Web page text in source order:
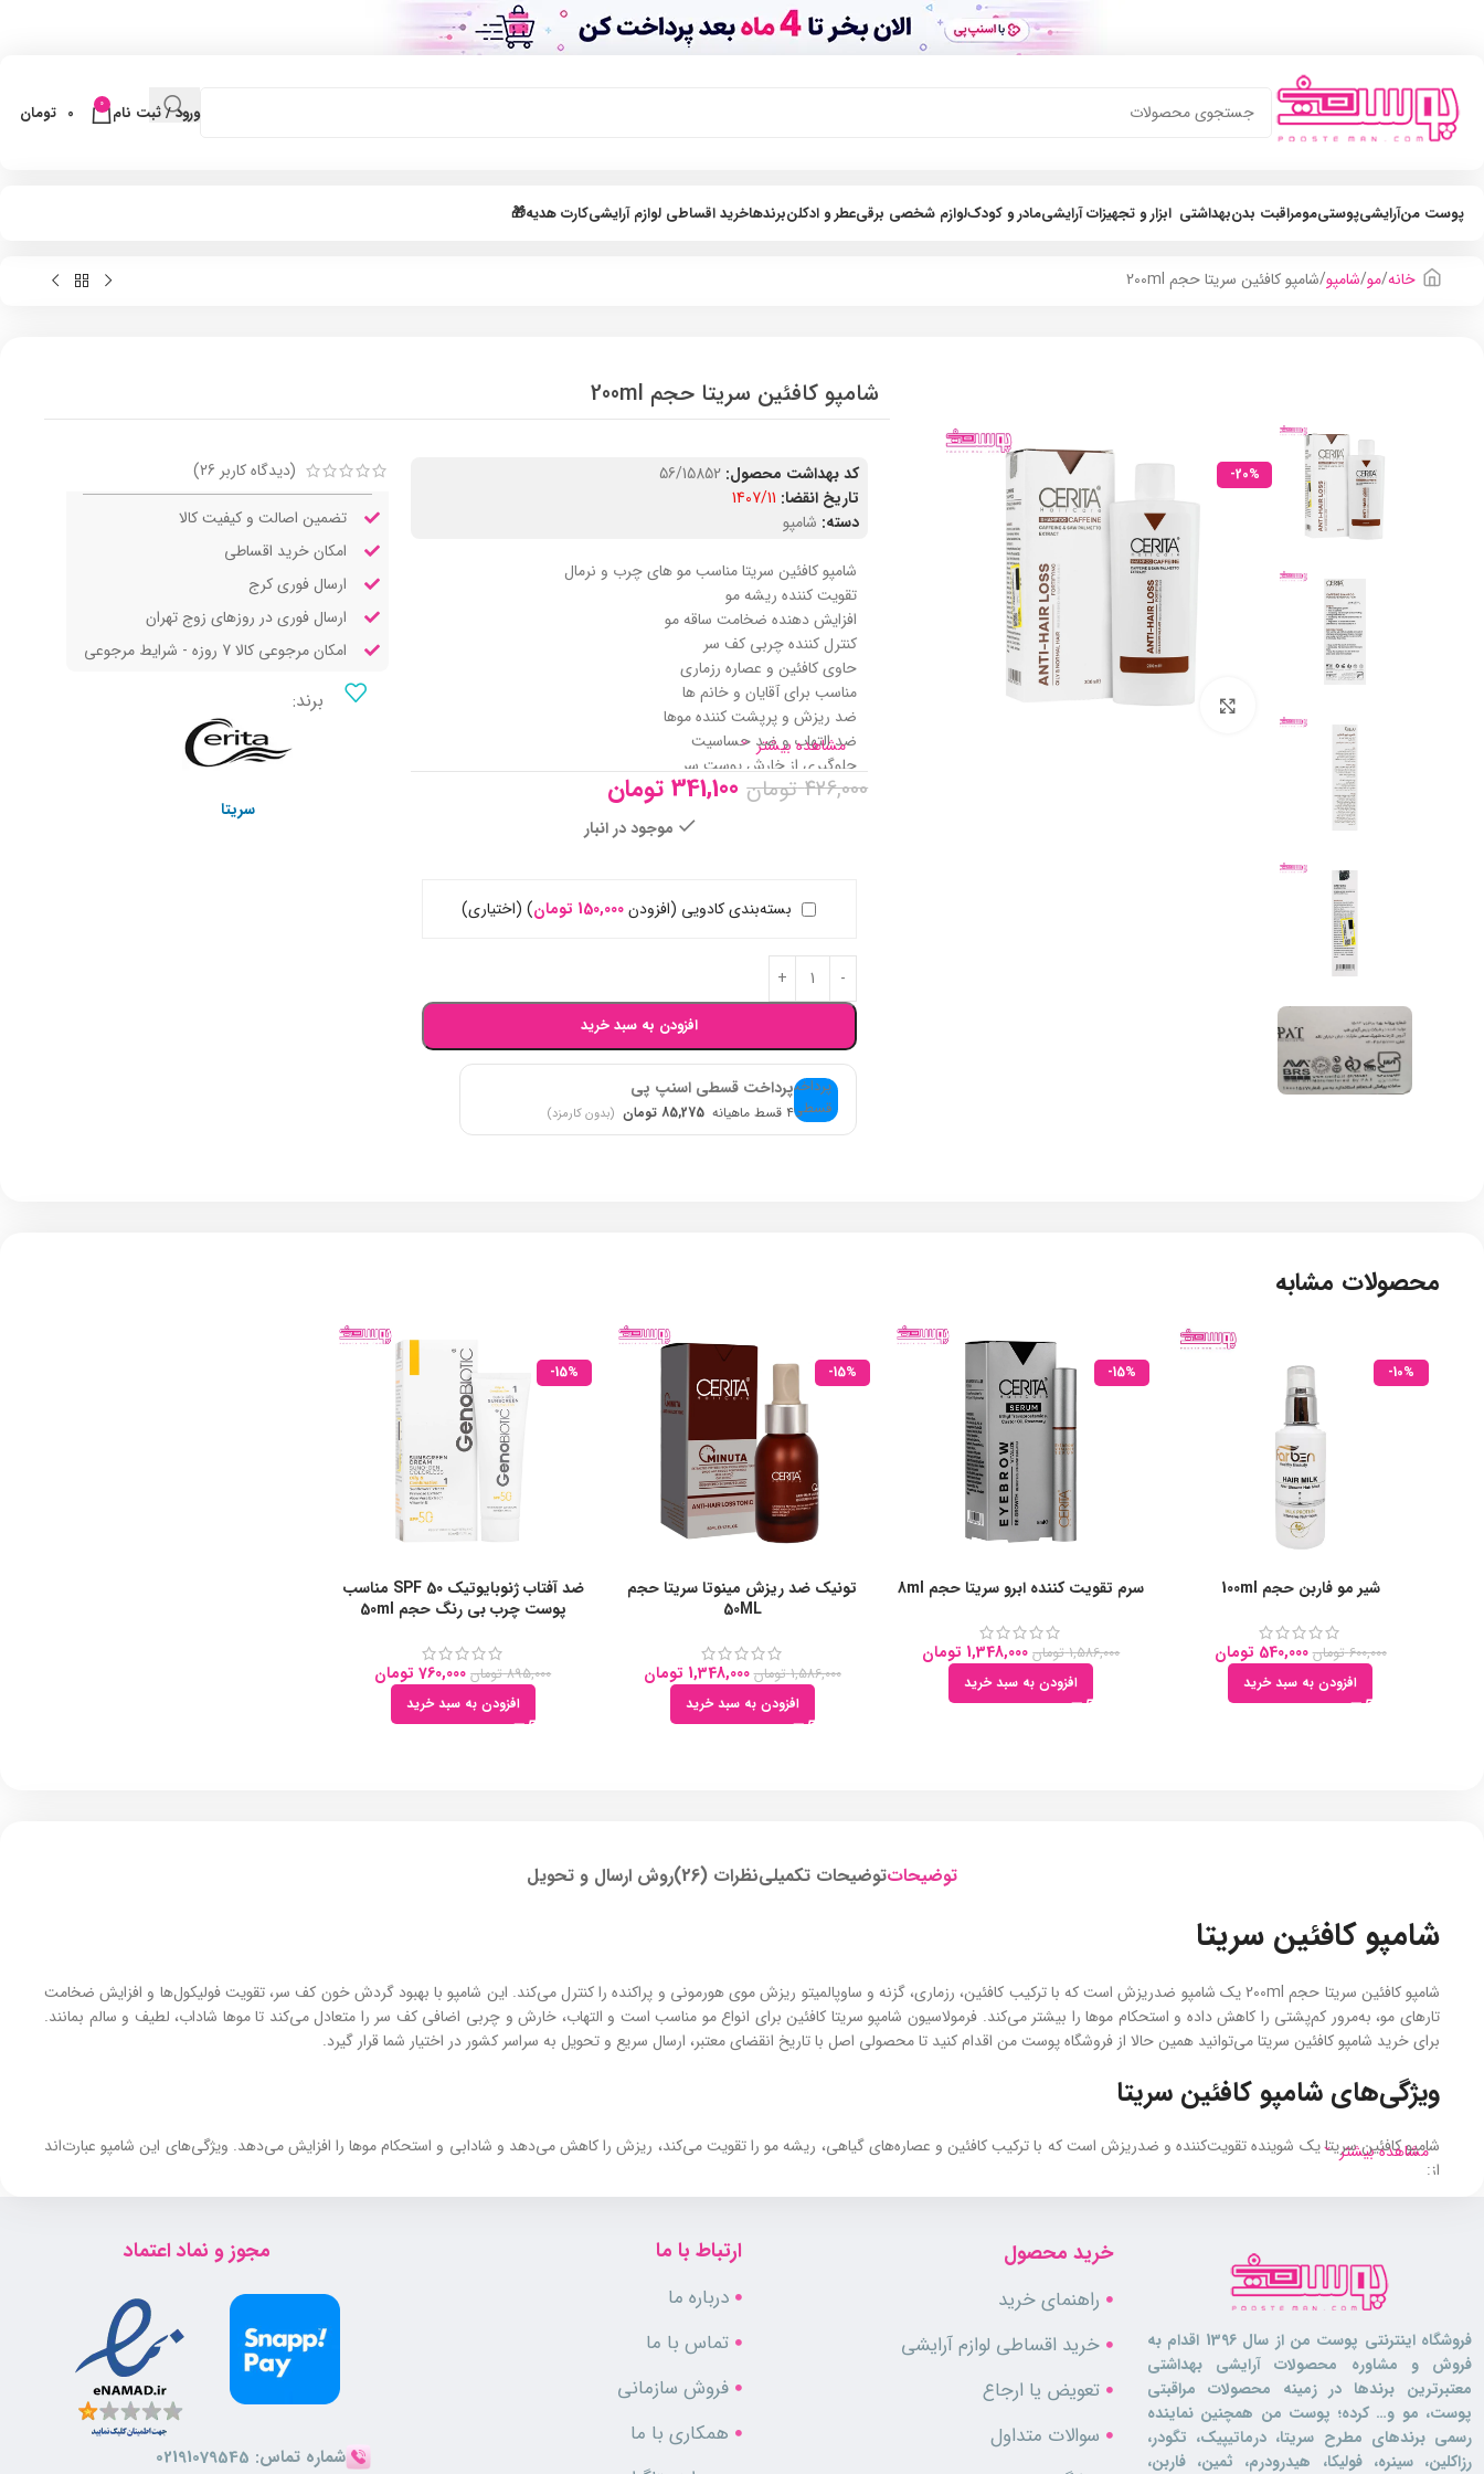
ورود / ثبت نام 0
0 تومان
پوست منآرایشیپوستیمومراقبت بدنبهداشتی ابزار و تجهیزات آرایشیمادر و کودکلوازم شخصی برقیعطر و ادکلنبرندهاخرید اقساطی لوازم آرایشیکارت هدیه🎁
خانه مو شامپو شامپو کافئین سریتا حجم 200ml
-20%
بزرگنمایی تصویر
شامپو کافئین سریتا حجم 200ml
کد بهداشت محصول: 56/15852
تاریخ انقضا: 1407/11
دسته: شامپو
شامپو کافئین سریتا مناسب مو های چرب و نرمال
تقویت کننده ریشه مو
افزایش دهنده ضخامت ساقه مو
کنترل کننده چربی کف سر
حاوی کافئین و عصاره رزماری
مناسب برای آقایان و خانم ها
ضد ریزش و پرپشت کننده موها
ضد التهاب و ضد حساسیت
جلوگیری از خارش پوست سر
ترمیم موهای آسیب دیده
مشاهده بیشتر
426,000 تومان 341,100 تومان
موجود در انبار
بسته‌بندی کادویی (افزودن150,000 تومان) (اختیاری)
افزودن به سبد خرید
پرداخت قسطی اسنپ پی
۴ قسط ماهیانه 85,275 تومان (بدون کارمزد)
(دیدگاه کاربر 26
)
تضمین اصالت و کیفیت کالا
امکان خرید اقساطی
ارسال فوری کرج
ارسال فوری در روزهای زوج تهران
امکان مرجوعی کالا 7 روزه - شرایط مرجوعی
برند:
سریتا
محصولات مشابه
-10%
شیر مو فاربن حجم 100ml
600,000 تومان 540,000 تومان
افزودن به سبد خرید
-15%
سرم تقویت کننده ابرو سریتا حجم 8ml
1,586,000 تومان 1,348,000 تومان
افزودن به سبد خرید
-15%
تونیک ضد ریزش مینوتا سریتا حجم
50ML
1,586,000 تومان 1,348,000 تومان
افزودن به سبد خرید
-15%
ضد آفتاب ژنوبایوتیک SPF 50 مناسب
پوست چرب بی رنگ حجم 50ml
895,000 تومان 760,000 تومان
افزودن به سبد خرید
توضیحاتتوضیحات تکمیلینظرات (26) روش ارسال و تحویل
شامپو کافئین سریتا
شامپو کافئین سریتا حجم 200ml یک شامپو ضد‌ریزش است که با ترکیب کافئین، رزماری، گزنه و ساوپالمیتو ریزش موی هورمونی و پراکنده را کنترل می‌کند. این شامپو با بهبود گردش خون کف سر، تقویت فولیکول‌ها و افزایش ضخامت
تارهای مو، به‌مرور کم‌پشتی را کاهش داده و استحکام موها را بیشتر می‌کند. فرمولاسیون شامپو سریتا کافئین برای انواع مو مناسب است و التهاب، خارش و چربی اضافی کف سر را متعادل می‌کند تا موها شاداب، لطیف و سالم بمانند.
برای خرید شامپو کافئین سریتا می‌توانید همین حالا از فروشگاه پوست من اقدام کنید تا محصولی اصل با تاریخ انقضای معتبر، ارسال سریع و تحویل به سراسر کشور در اختیار شما قرار گیرد.
ویژگی‌های شامپو کافئین سریتا
شامپو کافئین سریتا یک شوینده تقویت‌کننده و ضدریزش است که با ترکیب کافئین و عصاره‌های گیاهی، ریشه مو را تقویت می‌کند، ریزش را کاهش می‌دهد و شادابی و استحکام موها را افزایش می‌دهد. ویژگی‌های این شامپو عبارت‌اند
از:
تقویت‌کننده ریشه و فولیکول با کمک کافئین، رزماری، گزنه و ویتامین B
افزایش ضخامت ساقه و پرپشتی موها به‌واسطه بهبود خون‌رسانی کف سر
متعادل‌کننده چربی و آبرسان ملایم مناسب موهای چرب، معمولی، خشک و آسیب‌دیده
کاهش التهاب و خارش پوست سر به دلیل وجود عصاره‌های گیاهی ضد التهاب
پاک‌کنندگی موثر بدون خشکی و مناسب مصرف روزانه
افزایش شادابی و درخشندگی موها به‌کمک ترکیبات مغذی و رطوبت‌رسان
مناسب استفاده خانم‌ها و آقایان برای تقویت و جلوگیری از ریزش
همانطور کهسرم ابرو سریتا، موجب تقویت و احیای ابروهای شما می‌شود، این شامپو نیز از ریزش موها جلوگیری کرده و موجب افزایش ضخامت و پرپشتی موهایتان می‌شود.
جدول مشخصات شامپو سریتا کافئین 200ml
مشاهده بیشتر
فروشگاه اینترنتی پوست من از سال 1396 اقدام به
فروش و مشاوره محصولات آرایشی بهداشتی
معتبرترین برندها در زمینه محصولات مراقبتی
پوست، مو و… کرده؛ پوست من همچنین نماینده
رسمی برندهای مطرح سریتا، درماتیپیک، تگودر،
رزاکلین، سینره، فولیکا، هیدرودرم، ثمین، فاربن،
خرید محصول
راهنمای خرید
خرید اقساطی لوازم آرایشی
تعویض یا ارجاع
سوالات متداول
ارتباط با ما
درباره ما
تماس با ما
فروش سازمانی
همکاری با ما
مجوز و نماد اعتماد
شماره تماس: 02191079545